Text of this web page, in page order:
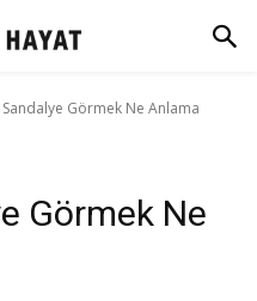
Sandalye Görmek Ne Anlama
Görmek Ne